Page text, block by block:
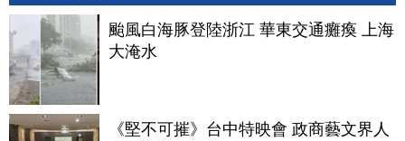
颱風白海豚登陸浙江 華東交通癱瘓 上海
大淹水
《堅不可摧》台中特映會 政商藝文界人